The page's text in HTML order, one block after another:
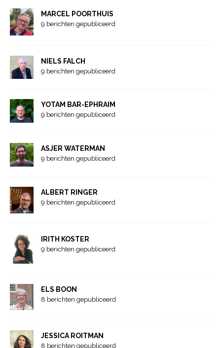
MARCEL POORTHUIS
9 berichten gepubliceerd
NIELS FALCH
9 berichten gepubliceerd
YOTAM BAR-EPHRAIM
9 berichten gepubliceerd
ASJER WATERMAN
9 berichten gepubliceerd
ALBERT RINGER
9 berichten gepubliceerd
IRITH KOSTER
9 berichten gepubliceerd
ELS BOON
8 berichten gepubliceerd
JESSICA ROITMAN
8 berichten gepubliceerd